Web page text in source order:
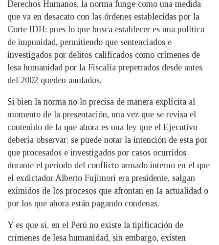
Derechos Humanos, la norma funge como una medida
que va en desacato con las órdenes establecidas por la
Corte IDH; pues lo que busca establecer es una política
de impunidad, permitiendo que sentenciados e
investigados por delitos calificados como crímenes de
lesa humanidad por la Fiscalía prepetrados desde antes
del 2002 queden anulados.
Si bien la norma no lo precisa de manera explícita al
momento de la presentación, una vez que se revisa el
contenido de la que ahora es una ley que el Ejecutivo
debería observar; se puede notar la intención de esta por
que procesados e investigados por casos ocurridos
durante el periodo del conflicto armado interno en el que
el exdictador Alberto Fujimori era presidente, salgan
eximidos de los procesos que afrontan en la actualidad o
por los que ahora están pagando condenas.
Y es que sí, en el Perú no existe la tipificación de
crímenes de lesa humanidad, sin embargo, existen